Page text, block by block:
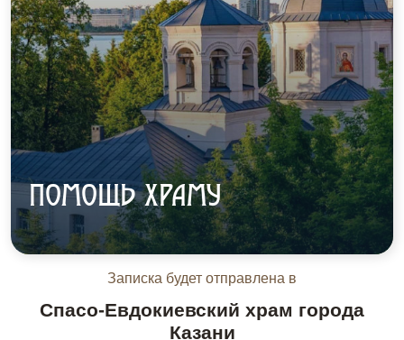
ПОМОЩЬ ХРАМУ